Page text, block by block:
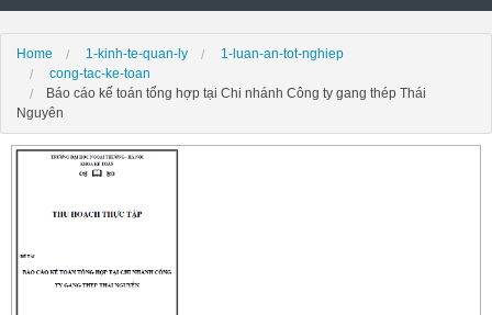
Home 1-kinh-te-quan-ly
1-luan-an-tot-nghiep
cong-tac-ke-toan
Báo cáo kế toán tổng hợp tại Chi nhánh Công ty gang thép Thái
Nguyên